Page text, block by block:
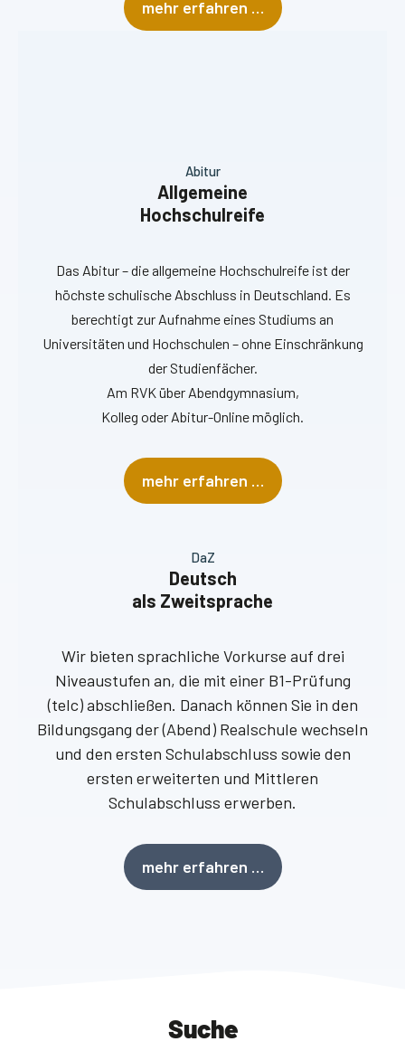
mehr erfahren …
Abitur
Allgemeine
Hochschulreife
Das Abitur – die allgemeine Hochschulreife ist der
höchste schulische Abschluss in Deutschland. Es
berechtigt zur Aufnahme eines Studiums an
Universitäten und Hochschulen – ohne Einschränkung
der Studienfächer.
Am RVK über Abendgymnasium,
Kolleg oder Abitur-Online möglich.
mehr erfahren …
DaZ
Deutsch
als Zweitsprache
Wir bieten sprachliche Vorkurse auf drei
Niveaustufen an, die mit einer B1-Prüfung
(telc) abschließen. Danach können Sie in den
Bildungsgang der (Abend) Realschule wechseln
und den ersten Schulabschluss sowie den
ersten erweiterten und Mittleren
Schulabschluss erwerben.
mehr erfahren …
Suche